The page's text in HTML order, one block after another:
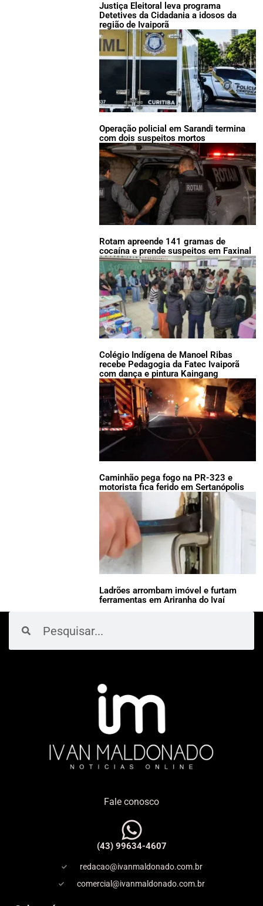
Justiça Eleitoral leva programa
Detetives da Cidadania a idosos da
região de Ivaiporã
Operação policial em Sarandi termina
com dois suspeitos mortos
Rotam apreende 141 gramas de
cocaína e prende suspeitos em Faxinal
Colégio Indígena de Manoel Ribas
recebe Pedagogia da Fatec Ivaiporã
com dança e pintura Kaingang
Caminhão pega fogo na PR-323 e
motorista fica ferido em Sertanópolis
Ladrões arrombam imóvel e furtam
ferramentas em Ariranha do Ivaí
Fale conosco
(43) 99634-4607
redacao@ivanmaldonado.com.br
comercial@ivanmaldonado.com.br